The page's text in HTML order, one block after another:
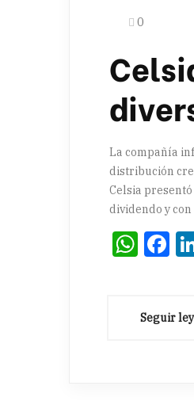
0
La compañía
distribución
Celsia
dividendo y